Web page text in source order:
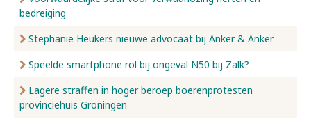
bedreiging
Stephanie Heukers nieuwe advocaat bij Anker & Anker
Speelde smartphone rol bij ongeval N50 bij Zalk?
Lagere straffen in hoger beroep boerenprotesten
provinciehuis Groningen